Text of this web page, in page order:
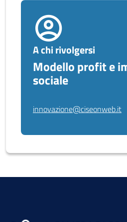
A chi rivolgersi
Modello profit e
sociale
innovazione@ciseonweb.it